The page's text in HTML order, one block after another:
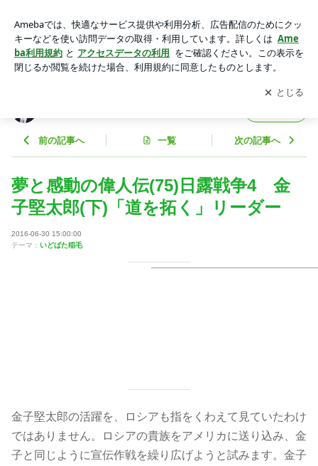
リーダー | 元衆議院議員 田沼たかしオフィシャルブログ Powe
red by Ameba
アプリをダウンロードして ブログの更新通知
を受け取りまし
ょう。
開く
前の記事へ 一覧 次の記事へ
夢と感動の偉人伝(75)日露戦争4 金
子堅太郎(下)「道を拓く」リーダー
2016-06-30 15:00:00
テーマ： いどばた稲毛
金子堅太郎の活躍を、ロシアも指をくわえて見ていたわけ
ではありません。ロシアの貴族をアメリカに送り込み、金
子と同じように宣伝作戦を繰り広げようと試みます。金子